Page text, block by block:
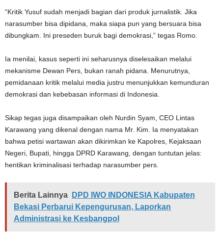
“Kritik Yusuf sudah menjadi bagian dari produk jurnalistik. Jika
narasumber bisa dipidana, maka siapa pun yang bersuara bisa
dibungkam. Ini preseden buruk bagi demokrasi,” tegas Romo.
Ia menilai, kasus seperti ini seharusnya diselesaikan melalui
mekanisme Dewan Pers, bukan ranah pidana. Menurutnya,
pemidanaan kritik melalui media justru menunjukkan kemunduran
demokrasi dan kebebasan informasi di Indonesia.
Sikap tegas juga disampaikan oleh Nurdin Syam, CEO Lintas
Karawang yang dikenal dengan nama Mr. Kim. Ia menyatakan
bahwa petisi wartawan akan dikirimkan ke Kapolres, Kejaksaan
Negeri, Bupati, hingga DPRD Karawang, dengan tuntutan jelas:
hentikan kriminalisasi terhadap narasumber pers.
Berita Lainnya
DPD IWO INDONESIA Kabupaten
Bekasi Perbarui Kepengurusan, Laporkan
Administrasi ke Kesbangpol